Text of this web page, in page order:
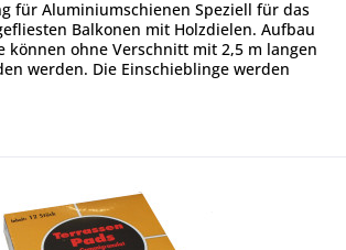
für Aluminiumschienen Speziell für das
Balkonen mit Holzdielen. Aufbau
können ohne Verschnitt mit 2,5 m langen
werden. Die Einschieblinge werden